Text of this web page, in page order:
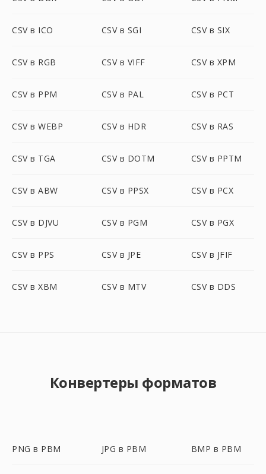
CSV в ICO CSV в SGI CSV в SIX
CSV в RGB CSV в VIFF CSV в XPM
CSV в PPM CSV в PAL CSV в PCT
CSV в WEBP CSV в HDR CSV в RAS
CSV в TGA CSV в DOTM CSV в PPTM
CSV в ABW CSV в PPSX CSV в PCX
CSV в DJVU CSV в PGM CSV в PGX
CSV в PPS CSV в JPE CSV в JFIF
CSV в XBM CSV в MTV CSV в DDS
Конвертеры форматов
PNG в PBM JPG в PBM BMP в PBM